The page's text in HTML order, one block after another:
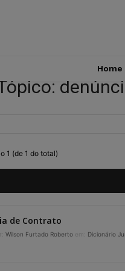
Home
1 (de 1 do total)
de Contrato
Wilson Furtado Roberto em: Dicionário